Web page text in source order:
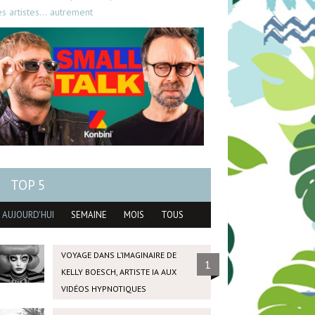
artistes… autrement
TOP 5
AUJOURD'HUI SEMAINE MOIS TOUS
VOYAGE DANS L’IMAGINAIRE DE
KELLY BOESCH, ARTISTE IA AUX
VIDÉOS HYPNOTIQUES
1